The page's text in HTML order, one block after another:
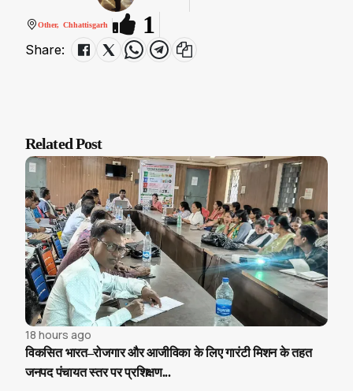
Other, Chhattisgarh 1
Share:
Related Post
18 hours ago
विकसित भारत–रोजगार और आजीविका के लिए गारंटी मिशन के तहत
जनपद पंचायत स्तर पर प्रशिक्षण...